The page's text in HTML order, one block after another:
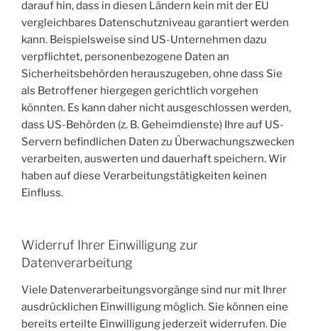
darauf hin, dass in diesen Ländern kein mit der EU
vergleichbares Datenschutzniveau garantiert werden
kann. Beispielsweise sind US-Unternehmen dazu
verpflichtet, personenbezogene Daten an
Sicherheitsbehörden herauszugeben, ohne dass Sie
als Betroffener hiergegen gerichtlich vorgehen
könnten. Es kann daher nicht ausgeschlossen werden,
dass US-Behörden (z. B. Geheimdienste) Ihre auf US-
Servern befindlichen Daten zu Überwachungszwecken
verarbeiten, auswerten und dauerhaft speichern. Wir
haben auf diese Verarbeitungstätigkeiten keinen
Einfluss.
Widerruf Ihrer Einwilligung zur
Datenverarbeitung
Viele Datenverarbeitungsvorgänge sind nur mit Ihrer
ausdrücklichen Einwilligung möglich. Sie können eine
bereits erteilte Einwilligung jederzeit widerrufen. Die